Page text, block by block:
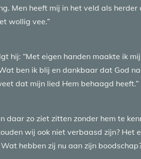
Men heeft mij in het veld als
wollig vee.”
hij: “Met eigen handen maakte ik
ben ik blij en dankbaar dat God
dat mijn lied Hem behaagd heeft.”
daar zo ziet zitten zonder hem te
wij ook niet verbaasd zijn? Het
hebben zij nu aan zijn